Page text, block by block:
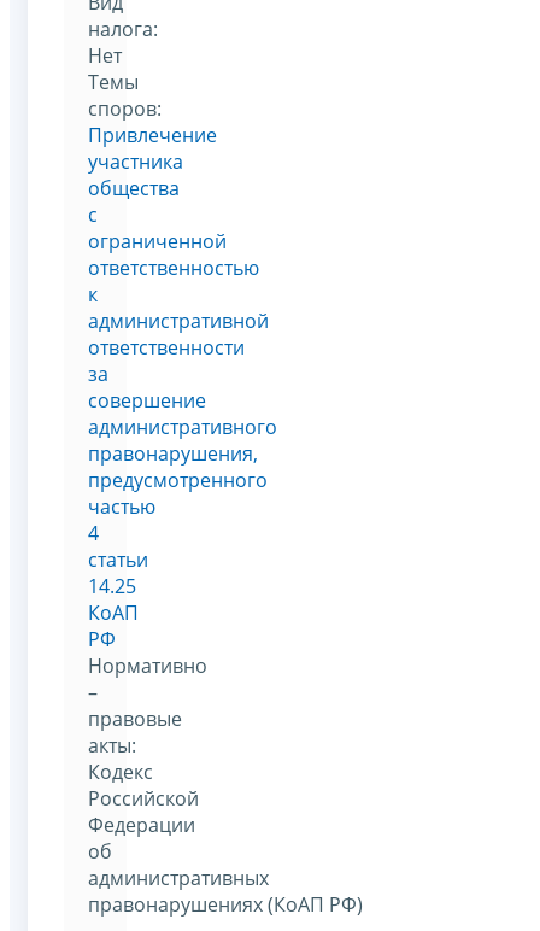
налога:
Нет
Темы
споров:
Привлечение
участника
общества
с
ограниченной
ответственностью
к
административной
ответственности
за
совершение
административного
правонарушения,
предусмотренного
частью
4
статьи
14.25
КоАП
РФ
Нормативно
–
правовые
акты:
Кодекс
Российской
Федерации
об
административных
правонарушениях (КоАП РФ)